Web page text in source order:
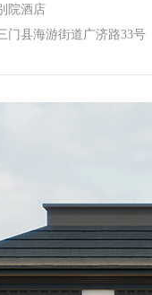
院酒店
门县海游街道广济路33号